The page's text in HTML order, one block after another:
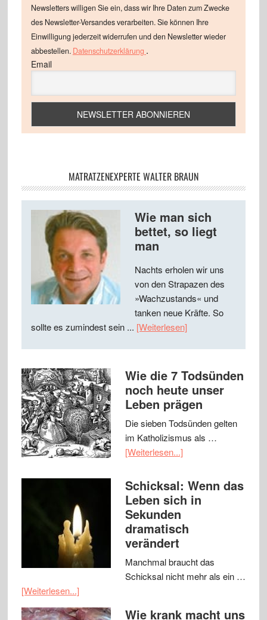
Newsletters willigen Sie ein, dass wir Ihre Daten zum Zwecke
des Newsletter-Versandes verarbeiten. Sie können Ihre
Einwilligung jederzeit widerrufen und den Newsletter wieder
abbestellen. Datenschutzerklärung .
Email
MATRATZENEXPERTE WALTER BRAUN
Wie man sich
bettet, so liegt
man
Nachts erholen wir uns
von den Strapazen des
»Wachzustands« und
tanken neue Kräfte. So
sollte es zumindest sein ... [Weiterlesen]
Wie die 7 Todsünden
noch heute unser
Leben prägen
Die sieben Todsünden gelten
im Katholizismus als …
[Weiterlesen...]
Schicksal: Wenn das
Leben sich in
Sekunden
dramatisch
verändert
Manchmal braucht das
Schicksal nicht mehr als ein …
[Weiterlesen...]
Wie krank macht uns